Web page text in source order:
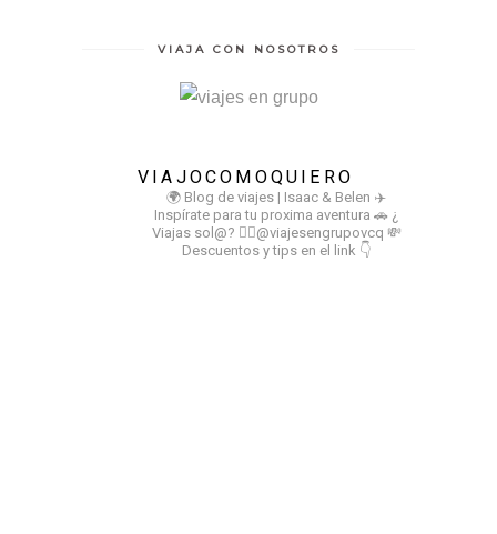
VIAJA CON NOSOTROS
VIAJOCOMOQUIERO
🌍 Blog de viajes | Isaac & Belen ✈️
Inspírate para tu proxima aventura 🚗 ¿
Viajas sol@? 👉🏻@viajesengrupovcq 💸
Descuentos y tips en el link 👇